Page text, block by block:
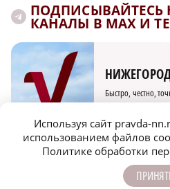
КАНАЛЫ В MAX И
Быстро, честно,
Используя сайт pravda-
использованием файлов
Политике обработки